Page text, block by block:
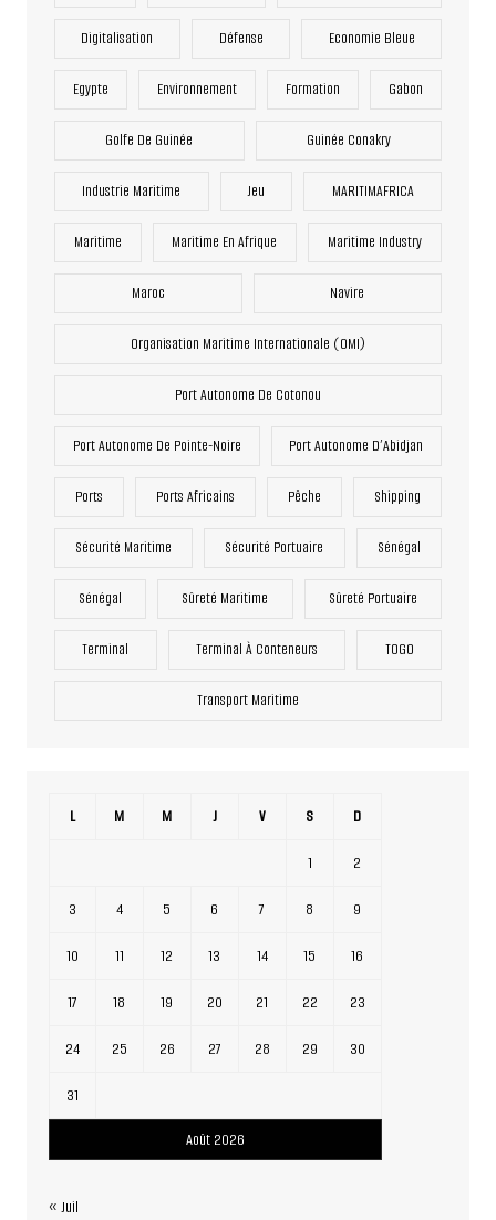
Digitalisation Défense Economie Bleue
Egypte Environnement Formation Gabon
Golfe De Guinée Guinée Conakry
Industrie Maritime Jeu MARITIMAFRICA
Maritime Maritime En Afrique Maritime Industry
Maroc Navire
Organisation Maritime Internationale (OMI)
Port Autonome De Cotonou
Port Autonome De Pointe-Noire Port Autonome D’Abidjan
Ports Ports Africains Pêche Shipping
Sécurité Maritime Sécurité Portuaire Sénégal
Sénégal Sûreté Maritime Sûreté Portuaire
Terminal Terminal À Conteneurs TOGO
Transport Maritime
Août 2026
L M M J V S D
1 2
3 4 5 6 7 8 9
10 11 12 13 14 15 16
17 18 19 20 21 22 23
24 25 26 27 28 29 30
31
« Juil